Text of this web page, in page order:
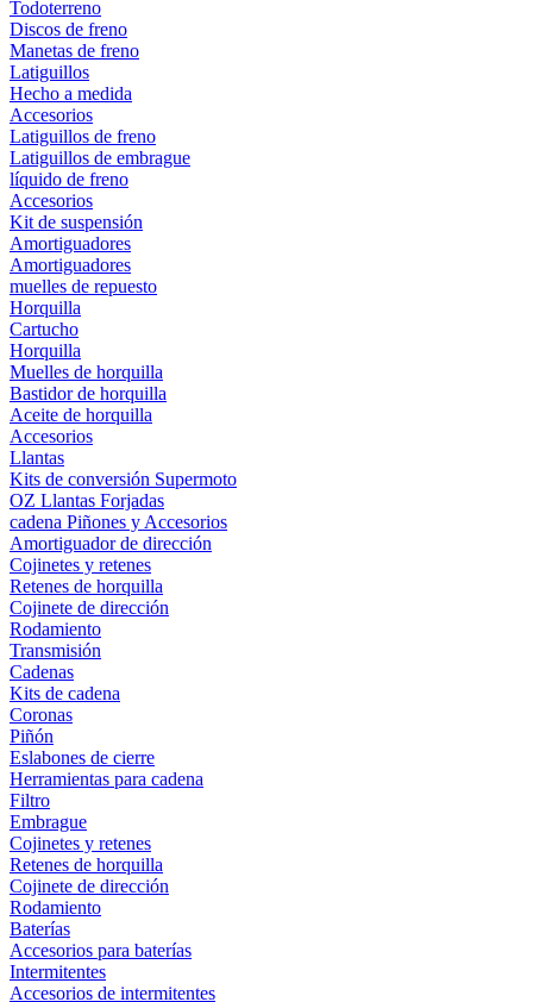
Todoterreno
Discos de freno
Manetas de freno
Latiguillos
Hecho a medida
Accesorios
Latiguillos de freno
Latiguillos de embrague
líquido de freno
Accesorios
Kit de suspensión
Amortiguadores
Amortiguadores
muelles de repuesto
Horquilla
Cartucho
Horquilla
Muelles de horquilla
Bastidor de horquilla
Aceite de horquilla
Accesorios
Llantas
Kits de conversión Supermoto
OZ Llantas Forjadas
cadena Piñones y Accesorios
Amortiguador de dirección
Cojinetes y retenes
Retenes de horquilla
Cojinete de dirección
Rodamiento
Transmisión
Cadenas
Kits de cadena
Coronas
Piñón
Eslabones de cierre
Herramientas para cadena
Filtro
Embrague
Cojinetes y retenes
Retenes de horquilla
Cojinete de dirección
Rodamiento
Baterías
Accesorios para baterías
Intermitentes
Accesorios de intermitentes